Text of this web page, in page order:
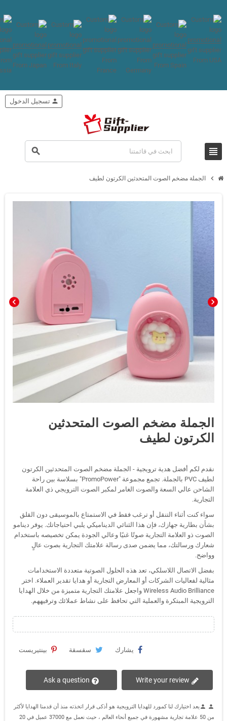
view_headline
search
person تسجيل الدخول
chevron_right الجملة مضخم الصوت المتحدثين الكرتون لطيف
chevron_left chevron_right
الجملة مضخم الصوت المتحدثين
الكرتون لطيف
نقدم لكم أفضل هدية ترويجية - الجملة مضخم الصوت المتحدثين الكرتون
لطيف PVC بالجملة. تجمع مجموعة "PromoPower" بسلاسة بين راحة
الشاحن عالي السعة والصوت الغامر لمكبر الصوت الترويجي ذي العلامة
التجارية.
سواء كنت أثناء التنقل أو ترغب فقط في الاستمتاع بالموسيقى دون القلق
بشأن بطارية جهازك، فإن هذا الثنائي الديناميكي يلبي احتياجاتك. يوفر دينامو
الصوت ذو العلامة التجارية صوتًا غنيًا وعالي الجودة يمكن تخصيصه باستخدام
شعارك ورسالتك، مما يضمن صدى رسالة علامتك التجارية بصوت عالٍ
وواضح.
بفضل الاتصال اللاسلكي، تعد هذه الحلول الصوتية متعددة الاستخدامات
مثالية لفعاليات الشركات أو المعارض التجارية أو هدايا تقدير العملاء. اختر
Wireless Audio Brilliance واجعل علامتك التجارية متميزة من خلال الهدايا
الترويجية المبتكرة والعملية التي تحافظ على نشاط عملائك وترفيههم.
يشارك سقسقة بينتيريست
person
person يعد اختيارك لنا كمورد للهدايا الترويجية هو أذكى قرار اتخذته منذ أن قدمنا الهدايا لأكثر
من 50 علامة تجارية مشهورة في جميع أنحاء العالم ، حيث نعمل مع 37000 عميل في 20